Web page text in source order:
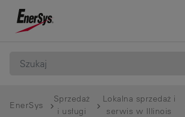
EnerSys
Sprzedaż
i usługi
Lokalna sprzedaż i
serwis w Illinois